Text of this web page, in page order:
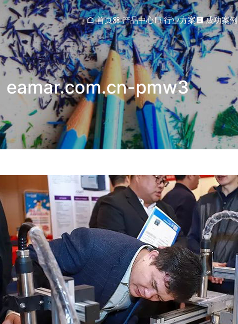
首页 产品中心 行业方案 成功案例
eamar.com.cn-pmw3